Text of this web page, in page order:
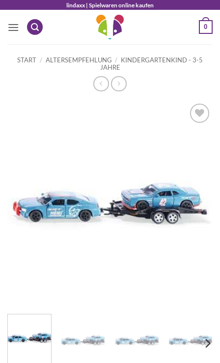
springen
lindaxx | Spielwaren online kaufen
0
START / ALTERSEMPFEHLUNG / KINDERGARTENKIND - 3-5
JAHRE